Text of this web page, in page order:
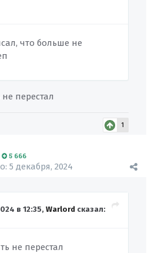
что больше не
перестал
1
5 666
5 декабря, 2024
в 12:35, Warlord сказал:
не перестал